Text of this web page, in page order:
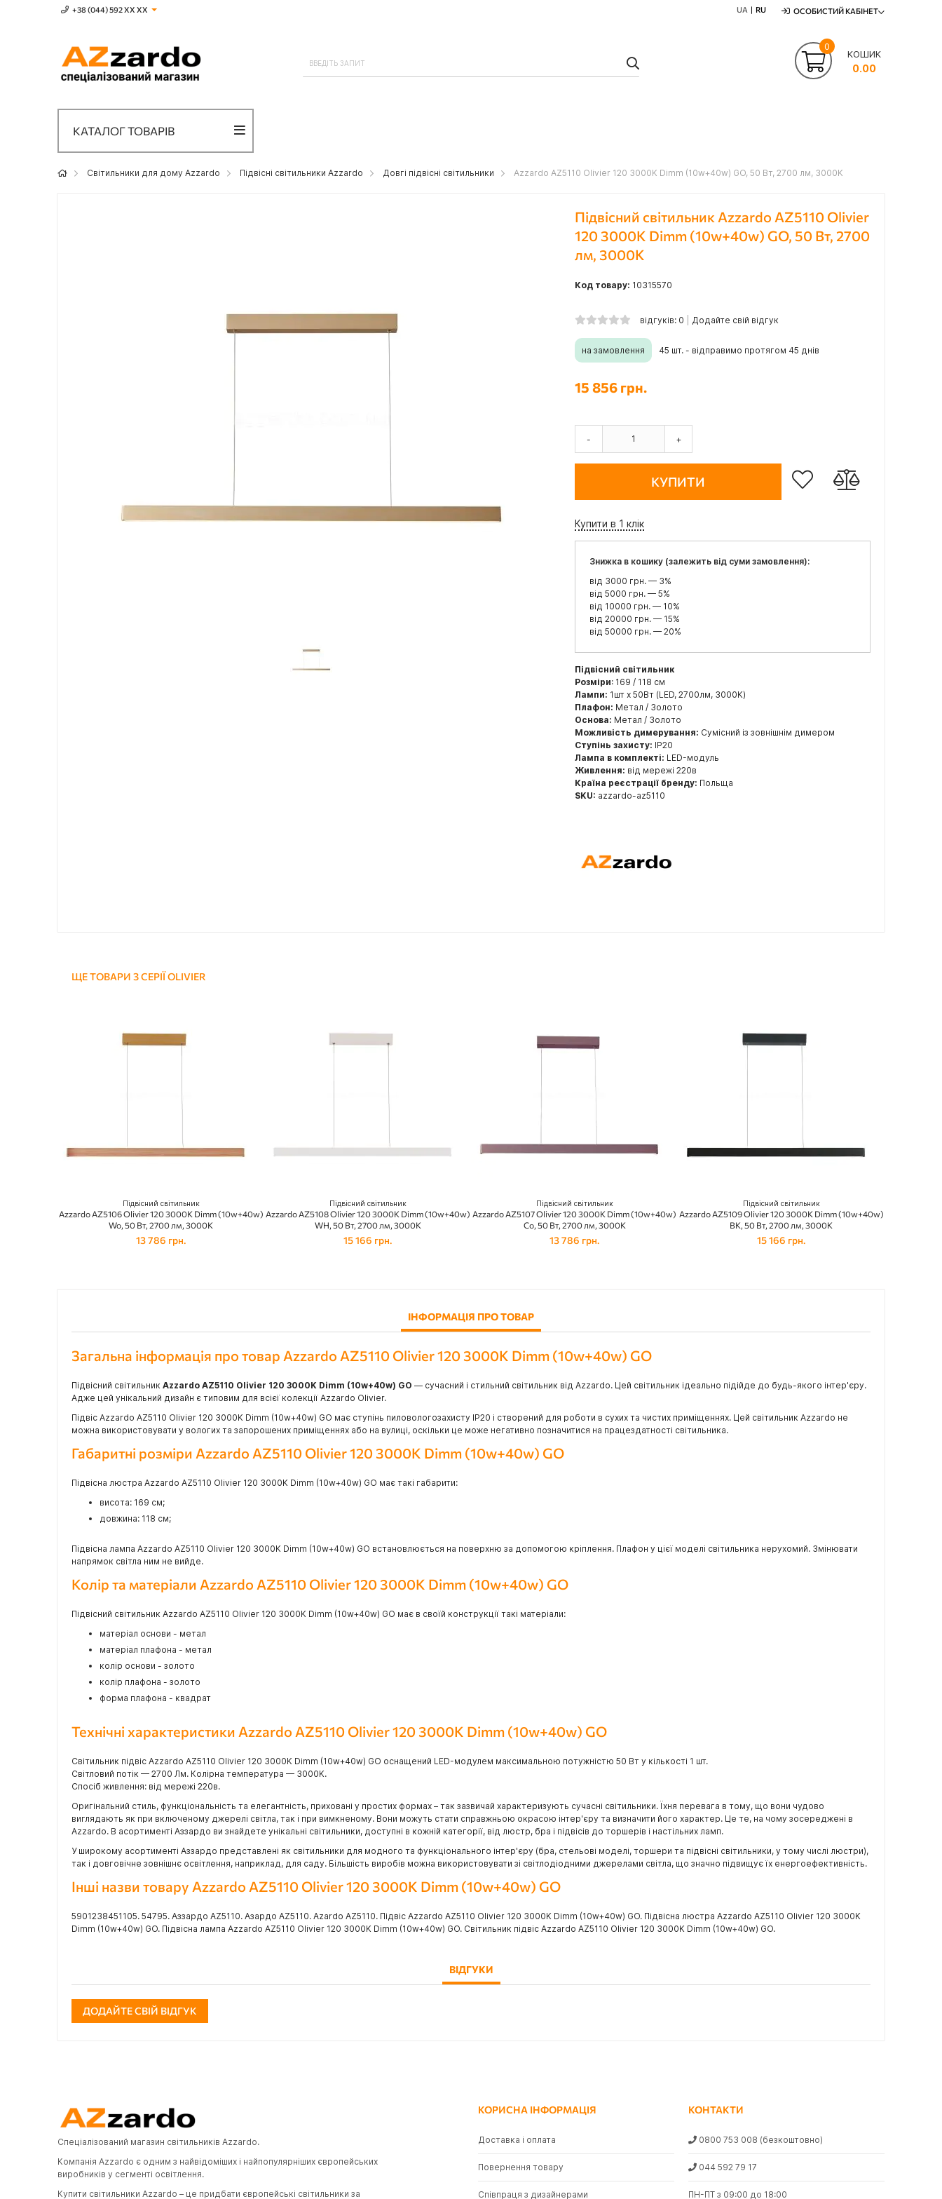
+38 (044) 592 XХ ХХ UA RU ОСОБИСТИЙ КАБІНЕТ
КОШИК
0.00
0
КАТАЛОГ ТОВАРІВ
Світильники для дому Azzardo Підвісні світильники Azzardo Довгі підвісні світильники Azzardo AZ5110 Olivier 120 3000K Dimm (10w+40w) GO, 50 Вт, 2700 лм, 3000K
Підвісний світильник Azzardo AZ5110 Olivier
120 3000K Dimm (10w+40w) GO, 50 Вт, 2700
лм, 3000K
Код товару: 10315570
відгуків: 0 Додайте свій відгук
на замовлення 45 шт. - відправимо протягом 45 днів
15 856 грн.
- +
КУПИТИ
Купити в 1 клік
Знижка в кошику (залежить від суми замовлення):
від 3000 грн. — 3%
від 5000 грн. — 5%
від 10000 грн. — 10%
від 20000 грн. — 15%
від 50000 грн. — 20%
Підвісний світильник
Розміри: 169 / 118 см
Лампи: 1шт x 50Вт (LED, 2700лм, 3000K)
Плафон: Метал / Золото
Основа: Метал / Золото
Можливість димерування: Сумісний із зовнішнім димером
Ступінь захисту: IP20
Лампа в комплекті: LED-модуль
Живлення: від мережі 220в
Країна реєстрації бренду: Польща
SKU: azzardo-az5110
ЩЕ ТОВАРИ З СЕРІЇ OLIVIER
Підвісний світильник
Azzardo AZ5106 Olivier 120 3000K Dimm (10w+40w)
Wo, 50 Вт, 2700 лм, 3000K
13 786 грн.
Підвісний світильник
Azzardo AZ5108 Olivier 120 3000K Dimm (10w+40w)
WH, 50 Вт, 2700 лм, 3000K
15 166 грн.
Підвісний світильник
Azzardo AZ5107 Olivier 120 3000K Dimm (10w+40w)
Co, 50 Вт, 2700 лм, 3000K
13 786 грн.
Підвісний світильник
Azzardo AZ5109 Olivier 120 3000K Dimm (10w+40w)
BK, 50 Вт, 2700 лм, 3000К
15 166 грн.
ІНФОРМАЦІЯ ПРО ТОВАР
Загальна інформація про товар Azzardo AZ5110 Olivier 120 3000K Dimm (10w+40w) GO
Підвісний світильник Azzardo AZ5110 Olivier 120 3000K Dimm (10w+40w) GO — сучасний і стильний світильник від Azzardo. Цей світильник ідеально підійде до будь-якого інтер'єру.
Адже цей унікальний дизайн є типовим для всієї колекції Azzardo Olivier.
Підвіс Azzardo AZ5110 Olivier 120 3000K Dimm (10w+40w) GO має ступінь пиловологозахисту IP20 і створений для роботи в сухих та чистих приміщеннях. Цей світильник Azzardo не
можна використовувати у вологих та запорошених приміщеннях або на вулиці, оскільки це може негативно позначитися на працездатності світильника.
Габаритні розміри Azzardo AZ5110 Olivier 120 3000K Dimm (10w+40w) GO
Підвісна люстра Azzardo AZ5110 Olivier 120 3000K Dimm (10w+40w) GO має такі габарити:
висота: 169 см;
довжина: 118 см;
Підвісна лампа Azzardo AZ5110 Olivier 120 3000K Dimm (10w+40w) GO встановлюється на поверхню за допомогою кріплення. Плафон у цієї моделі світильника нерухомий. Змінювати
напрямок світла ним не вийде.
Колір та матеріали Azzardo AZ5110 Olivier 120 3000K Dimm (10w+40w) GO
Підвісний світильник Azzardo AZ5110 Olivier 120 3000K Dimm (10w+40w) GO має в своїй конструкції такі матеріали:
матеріал основи - метал
матеріал плафона - метал
колір основи - золото
колір плафона - золото
форма плафона - квадрат
Технічні характеристики Azzardo AZ5110 Olivier 120 3000K Dimm (10w+40w) GO
Світильник підвіс Azzardo AZ5110 Olivier 120 3000K Dimm (10w+40w) GO оснащений LED-модулем максимальною потужністю 50 Вт у кількості 1 шт.
Світловий потік — 2700 Лм. Колірна температура — 3000K.
Спосіб живлення: від мережі 220в.
Оригінальний стиль, функціональність та елегантність, приховані у простих формах – так зазвичай характеризують сучасні світильники. Їхня перевага в тому, що вони чудово
виглядають як при включеному джерелі світла, так і при вимкненому. Вони можуть стати справжньою окрасою інтер'єру та визначити його характер. Це те, на чому зосереджені в
Azzardo. В асортименті Аззардо ви знайдете унікальні світильники, доступні в кожній категорії, від люстр, бра і підвісів до торшерів і настільних ламп.
У широкому асортименті Аззардо представлені як світильники для модного та функціонального інтер'єру (бра, стельові моделі, торшери та підвісні світильники, у тому числі люстри),
так і довговічне зовнішнє освітлення, наприклад, для саду. Більшість виробів можна використовувати зі світлодіодними джерелами світла, що значно підвищує їх енергоефективність.
Інші назви товару Azzardo AZ5110 Olivier 120 3000K Dimm (10w+40w) GO
5901238451105. 54795. Аззардо AZ5110. Азардо AZ5110. Azardo AZ5110. Підвіс Azzardo AZ5110 Olivier 120 3000K Dimm (10w+40w) GO. Підвісна люстра Azzardo AZ5110 Olivier 120 3000K
Dimm (10w+40w) GO. Підвісна лампа Azzardo AZ5110 Olivier 120 3000K Dimm (10w+40w) GO. Світильник підвіс Azzardo AZ5110 Olivier 120 3000K Dimm (10w+40w) GO.
ВІДГУКИ
ДОДАЙТЕ СВІЙ ВІДГУК
Спеціалізований магазин світильників Azzardo.
Компанія Azzardo є одним з найвідоміших і найпопулярніших європейських
виробників у сегменті освітлення.
Купити світильники Azzardo – це придбати європейські світильники за
КОРИСНА ІНФОРМАЦІЯ
Доставка і оплата
Повернення товару
Співпраця з дизайнерами
КОНТАКТИ
0800 753 008 (безкоштовно)
044 592 79 17
ПН-ПТ з 09:00 до 18:00